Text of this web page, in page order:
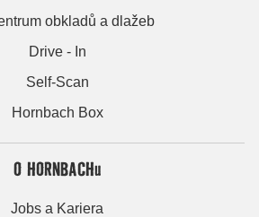
obkladů a dlažeb
Drive - In
Self-Scan
Hornbach Box
O HORNBACHu
Jobs a Kariera